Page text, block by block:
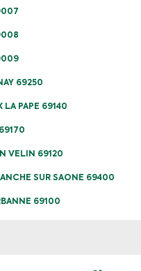
69250
LA PAPE 69140
VELIN 69120
SUR SAONE 69400
69100